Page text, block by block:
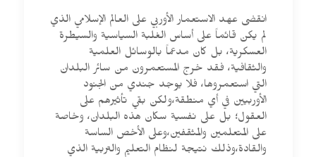
انقضى عهد الاستعمار الأوربي على العالم الإسلامي الذي
لم يكن قائماً على أساس الغلبة السياسية والسيطرة
العسكرية، بل كان مدعماً بالوسائل العلمية
والثقافية، فقد خرج المستعمرون من سائر البلدان
التي استعمروها، فلا يوجد جندي من الجنود
الأوربيين في أي منطقة،ولكن بقي تأثيرهم على
العقول؛ بل على نفسية سكان هذه البلدان، وخاصة
على المتعلمين والمثقفين،وعلى الأخص الساسة
والقادة،وذلك نتيجة لنظام التعليم والتربية الذي